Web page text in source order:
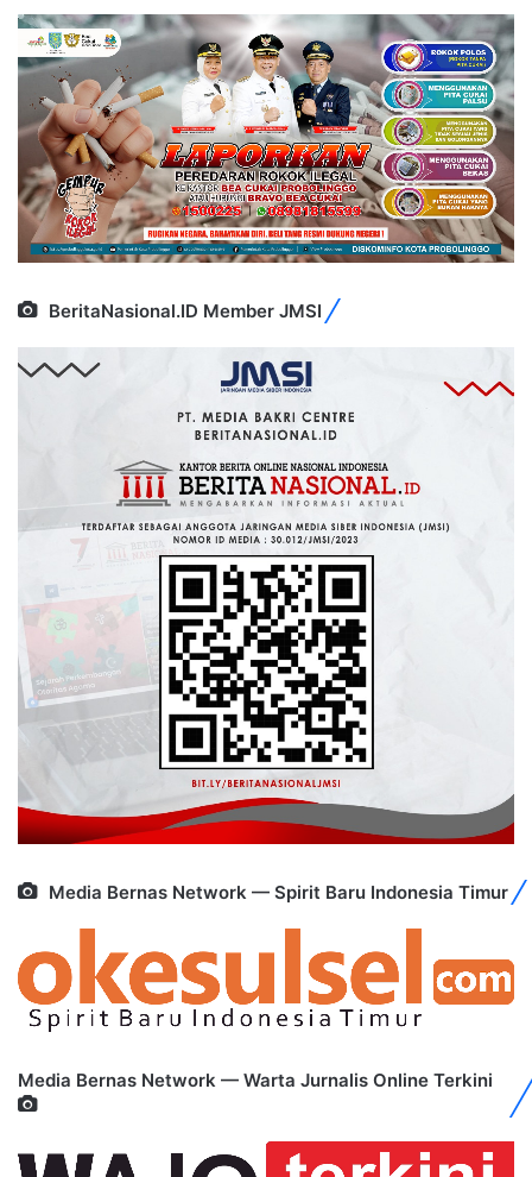
BeritaNasional.ID Member JMSI
Media Bernas Network — Spirit Baru Indonesia Timur
Media Bernas Network — Warta Jurnalis Online Terkini